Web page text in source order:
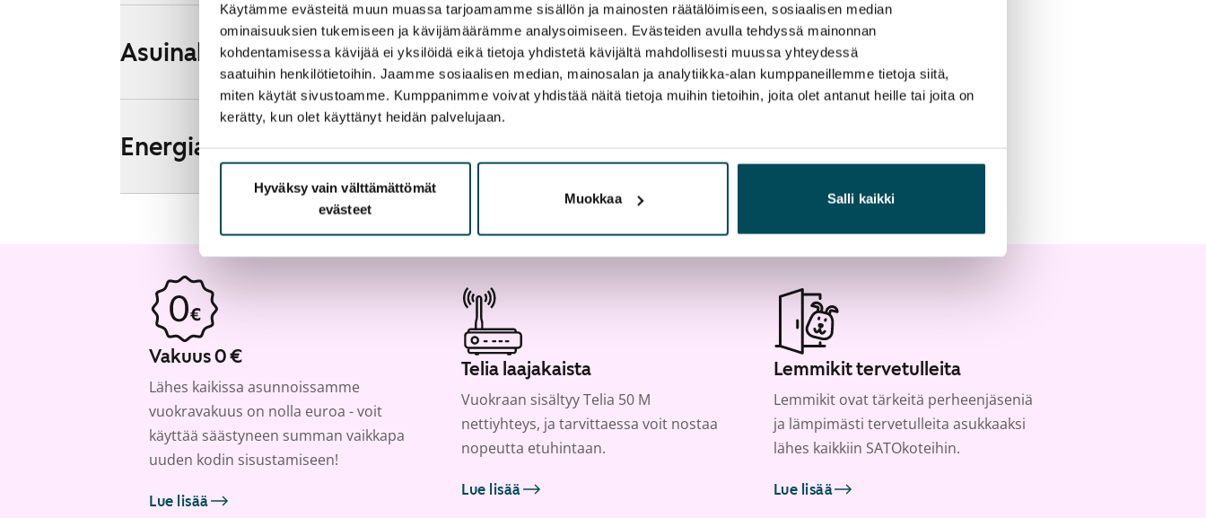
Käytämme evästeitä muun muassa tarjoamamme sisällön ja mainosten räätälöimiseen, sosiaalisen median
ominaisuuksien tukemiseen ja kävijämäärämme analysoimiseen. Evästeiden avulla tehdyssä mainonnan
kohdentamisessa kävijää ei yksilöidä eikä tietoja yhdistetä kävijältä mahdollisesti muussa yhteydessä
saatuihin henkilötietoihin. Jaamme sosiaalisen median, mainosalan ja analytiikka-alan kumppaneillemme tietoja siitä,
miten käytät sivustoamme. Kumppanimme voivat yhdistää näitä tietoja muihin tietoihin, joita olet antanut heille tai joita on
kerätty, kun olet käyttänyt heidän palvelujaan.
Hyväksy vain välttämättömät
evästeet
Muokkaa Salli kaikki
Asuinalueen esittely ja kartta
Energia
Vakuus 0 €
Lähes kaikissa asunnoissamme
vuokravakuus on nolla euroa - voit
käyttää säästyneen summan vaikkapa
uuden kodin sisustamiseen!
Lue lisää
Telia laajakaista
Vuokraan sisältyy Telia 50 M
nettiyhteys, ja tarvittaessa voit nostaa
nopeutta etuhintaan.
Lue lisää
Lemmikit tervetulleita
Lemmikit ovat tärkeitä perheenjäseniä
ja lämpimästi tervetulleita asukkaaksi
lähes kaikkiin SATOkoteihin.
Lue lisää